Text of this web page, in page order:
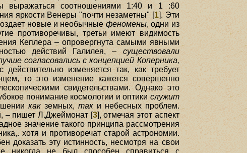
выражаться соотношениями 1:40 и 1 :60
яркости Венеры "почти незаметны" [1]. Эти
новые и необычные феномены, одни из
противоречивы, третьи имеют видимость
Кеплера – опровергнута самыми явными
действий Галилея, – существовали
согласовались с концепцией Коперника,
изменяется так, как требует
то это изменение кажется совершенно
свидетельствами. Однако это
понимание космологии и оптики служит
как земных,таки небесных проблем.
– пишет Л.Джеймонат [3], отмечая этот аспект
значение такого принципа рассмотрения
хотя и противоречат старой астрономии.
доказать эту истинность, несмотря на свои
никогда не был способен справиться с